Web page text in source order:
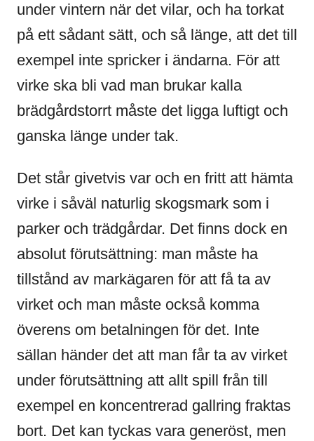
under vintern när det vilar, och ha torkat
på ett sådant sätt, och så länge, att det till
exempel inte spricker i ändarna. För att
virke ska bli vad man brukar kalla
brädgårdstorrt måste det ligga luftigt och
ganska länge under tak.
Det står givetvis var och en fritt att hämta
virke i såväl naturlig skogsmark som i
parker och trädgårdar. Det finns dock en
absolut förutsättning: man måste ha
tillstånd av markägaren för att få ta av
virket och man måste också komma
överens om betalningen för det. Inte
sällan händer det att man får ta av virket
under förutsättning att allt spill från till
exempel en koncentrerad gallring fraktas
bort. Det kan tyckas vara generöst, men